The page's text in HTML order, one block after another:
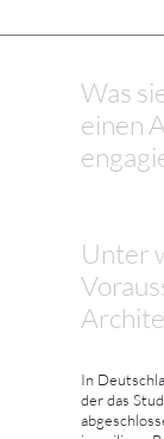
Was
einen
Unter
In
der das